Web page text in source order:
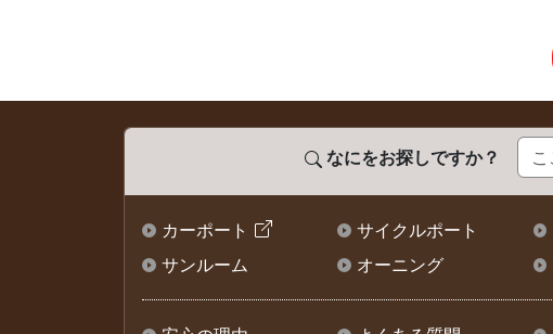
なにをお探しですか？
カーポート サイクルポート
サンルーム
オーニング